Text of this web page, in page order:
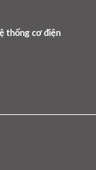
thống cơ điện